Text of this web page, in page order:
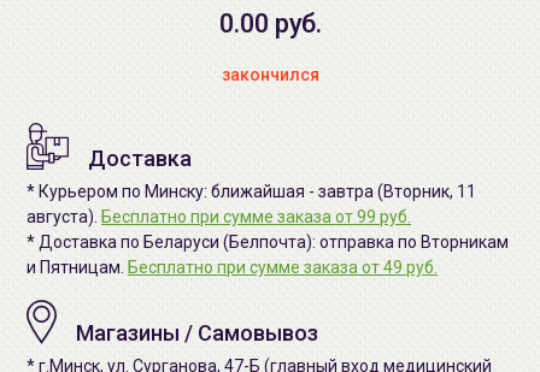
0.00 руб.
закончился
Доставка
* Курьером по Минску: ближайшая - завтра (Вторник, 11
августа). Бесплатно при сумме заказа от 99 руб.
* Доставка по Беларуси (Белпочта): отправка по Вторникам
и Пятницам. Бесплатно при сумме заказа от 49 руб.
Магазины / Самовывоз
* г.Минск, ул. Сурганова, 47-Б (главный вход медицинский